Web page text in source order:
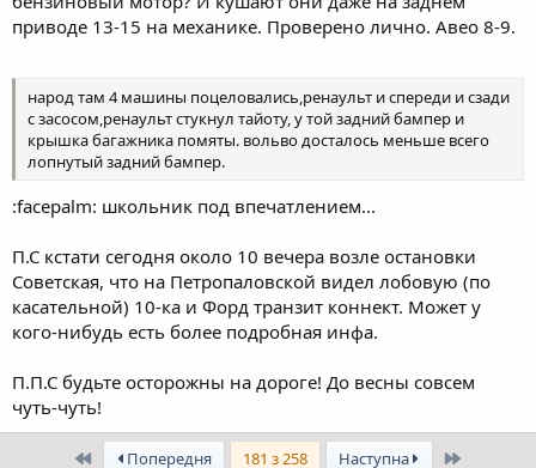
приводе 13-15 на механике. Проверено лично. Авео 8-9.
народ там 4 машины поцеловались,ренаульт и спереди и сзади
с засосом,ренаульт стукнул тайоту, у той задний бампер и
крышка багажника помяты. вольво досталось меньше всего
лопнутый задний бампер.
:facepalm: школьник под впечатлением...
П.С кстати сегодня около 10 вечера возле остановки
Советская, что на Петропаловской видел лобовую (по
касательной) 10-ка и Форд транзит коннект. Может у
кого-нибудь есть более подробная инфа.
П.П.С будьте осторожны на дороге! До весны совсем
чуть-чуть!
ПершийПопередня 181 з 258 Наступна Останній